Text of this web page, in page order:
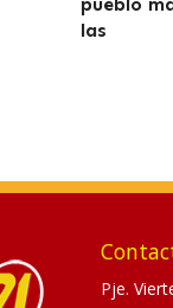
las
Pje.